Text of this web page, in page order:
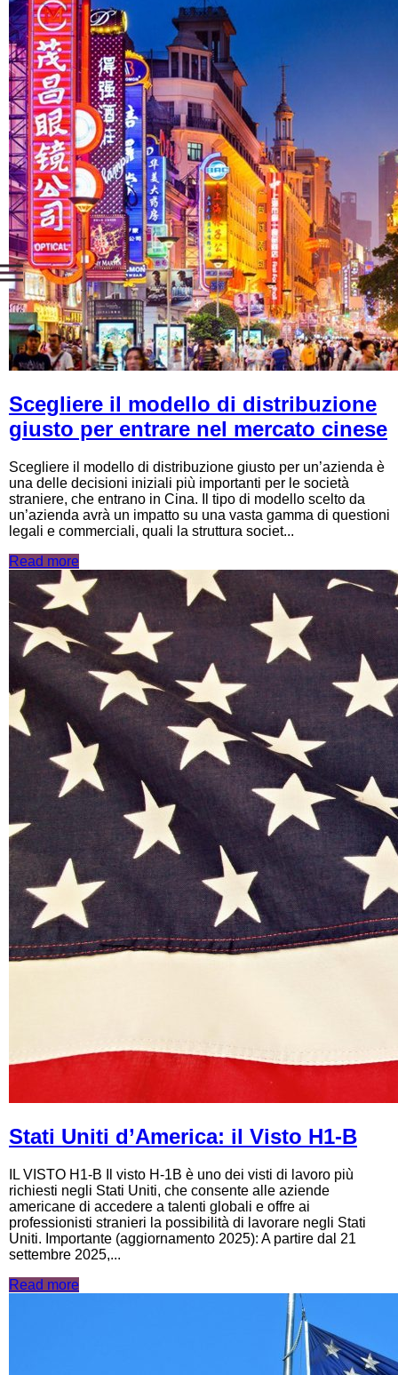
Scegliere il modello di distribuzione
giusto per entrare nel mercato cinese
Scegliere il modello di distribuzione giusto per un’azienda è
una delle decisioni iniziali più importanti per le società
straniere, che entrano in Cina. Il tipo di modello scelto da
un’azienda avrà un impatto su una vasta gamma di questioni
legali e commerciali, quali la struttura societ...
Read more
Stati Uniti d’America: il Visto H1-B
IL VISTO H1-B Il visto H-1B è uno dei visti di lavoro più
richiesti negli Stati Uniti, che consente alle aziende
americane di accedere a talenti globali e offre ai
professionisti stranieri la possibilità di lavorare negli Stati
Uniti. Importante (aggiornamento 2025): A partire dal 21
settembre 2025,...
Read more